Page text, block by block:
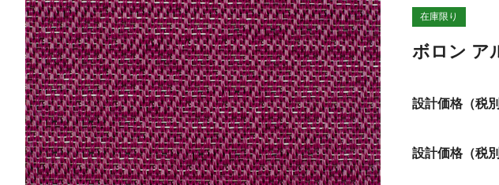
在庫限り
ボロン ア
設計価格（税別
設計価格（税別